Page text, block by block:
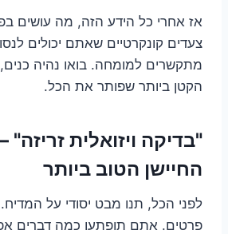
אז אחרי כל הידע הזה, מה עושים
צעדים קונקרטיים שאתם יכולים
מתקשרים למומחה. בואו נהיה
הקטן ביותר שפותר את הכל.
"בדיקה ויזואלית זריזה"
החיישן הטוב ביותר
לפני הכל, תנו מבט יסודי על
פרטים. אתם תופתעו כמה דברים